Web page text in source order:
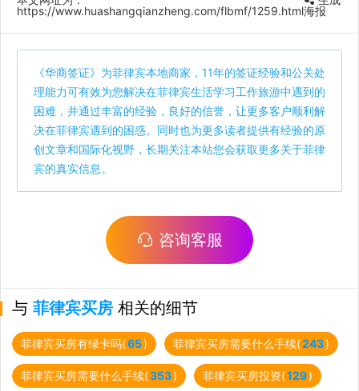
https://www.huashangqianzheng.com/flbmf/1259.html海报
《华商签证》为菲律宾本地商家，11年的签证经验和公关处
理能力可有效为您解决在菲律宾生活学习工作旅游中遇到的
困难，并通过丰富的经验，良好的信誉，让更多客户顺利解
决在菲律宾遇到的困惑。同时也为更多读者提供有经验的原
创文章和国际化视野，长期关注本站您会获取更多关于菲律
宾的真实信息。
咨询客服
与 菲律宾买房 相关的细节
菲律宾买房有绿卡吗(65) 菲律宾买房需要什么手续(243)
菲律宾买房需要什么手续(353) 菲律宾买房投资(129)